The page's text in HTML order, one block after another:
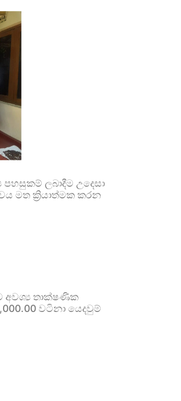
ලබාදීම උදෙසා
මත ක්‍රියාත්මක කරන
අවශ්‍ය තාක්ෂණික
වටිනා යෙදවුම්